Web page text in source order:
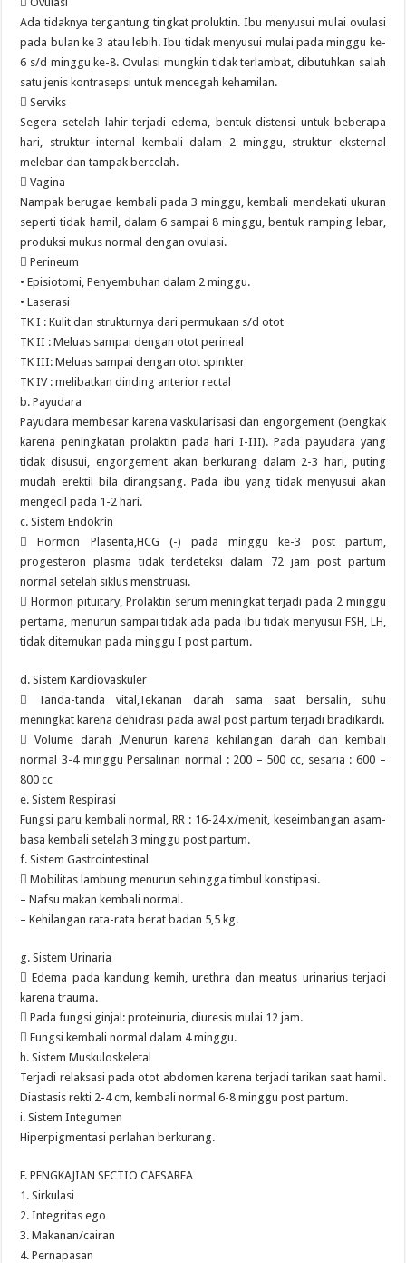
Ada tidaknya tergantung tingkat proluktin. Ibu menyusui mulai ovulasi
pada bulan ke 3 atau lebih. Ibu tidak menyusui mulai pada minggu ke-
6 s/d minggu ke-8. Ovulasi mungkin tidak terlambat, dibutuhkan salah
satu jenis kontrasepsi untuk mencegah kehamilan.
 Serviks
Segera setelah lahir terjadi edema, bentuk distensi untuk beberapa
hari, struktur internal kembali dalam 2 minggu, struktur eksternal
melebar dan tampak bercelah.
 Vagina
Nampak berugae kembali pada 3 minggu, kembali mendekati ukuran
seperti tidak hamil, dalam 6 sampai 8 minggu, bentuk ramping lebar,
produksi mukus normal dengan ovulasi.
 Perineum
• Episiotomi, Penyembuhan dalam 2 minggu.
• Laserasi
TK I : Kulit dan strukturnya dari permukaan s/d otot
TK II : Meluas sampai dengan otot perineal
TK III: Meluas sampai dengan otot spinkter
TK IV : melibatkan dinding anterior rectal
b. Payudara
Payudara membesar karena vaskularisasi dan engorgement (bengkak
karena peningkatan prolaktin pada hari I-III). Pada payudara yang
tidak disusui, engorgement akan berkurang dalam 2-3 hari, puting
mudah erektil bila dirangsang. Pada ibu yang tidak menyusui akan
mengecil pada 1-2 hari.
c. Sistem Endokrin
 Hormon Plasenta,HCG (-) pada minggu ke-3 post partum,
progesteron plasma tidak terdeteksi dalam 72 jam post partum
normal setelah siklus menstruasi.
 Hormon pituitary, Prolaktin serum meningkat terjadi pada 2 minggu
pertama, menurun sampai tidak ada pada ibu tidak menyusui FSH, LH,
tidak ditemukan pada minggu I post partum.
d. Sistem Kardiovaskuler
 Tanda-tanda vital,Tekanan darah sama saat bersalin, suhu
meningkat karena dehidrasi pada awal post partum terjadi bradikardi.
 Volume darah ,Menurun karena kehilangan darah dan kembali
normal 3-4 minggu Persalinan normal : 200 – 500 cc, sesaria : 600 –
800 cc
e. Sistem Respirasi
Fungsi paru kembali normal, RR : 16-24 x/menit, keseimbangan asam-
basa kembali setelah 3 minggu post partum.
f. Sistem Gastrointestinal
 Mobilitas lambung menurun sehingga timbul konstipasi.
– Nafsu makan kembali normal.
– Kehilangan rata-rata berat badan 5,5 kg.
g. Sistem Urinaria
 Edema pada kandung kemih, urethra dan meatus urinarius terjadi
karena trauma.
 Pada fungsi ginjal: proteinuria, diuresis mulai 12 jam.
 Fungsi kembali normal dalam 4 minggu.
h. Sistem Muskuloskeletal
Terjadi relaksasi pada otot abdomen karena terjadi tarikan saat hamil.
Diastasis rekti 2-4 cm, kembali normal 6-8 minggu post partum.
i. Sistem Integumen
Hiperpigmentasi perlahan berkurang.
F. PENGKAJIAN SECTIO CAESAREA
1. Sirkulasi
2. Integritas ego
3. Makanan/cairan
4. Pernapasan